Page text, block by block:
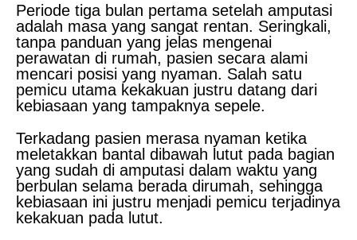
Periode tiga bulan pertama setelah amputasi
adalah masa yang sangat rentan. Seringkali,
tanpa panduan yang jelas mengenai
perawatan di rumah, pasien secara alami
mencari posisi yang nyaman. Salah satu
pemicu utama kekakuan justru datang dari
kebiasaan yang tampaknya sepele.
Terkadang pasien merasa nyaman ketika
meletakkan bantal dibawah lutut pada bagian
yang sudah di amputasi dalam waktu yang
berbulan selama berada dirumah, sehingga
kebiasaan ini justru menjadi pemicu terjadinya
kekakuan pada lutut.